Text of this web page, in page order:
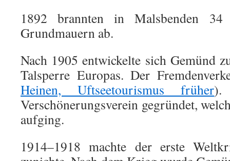
1892 brannten in Malsbenden
Grundmauern ab.
Nach 1905 entwickelte sich Gemünd
Talsperre Europas. Der
Heinen, Uftseetourismus früher).
Verschönerungsverein gegründet,
aufging.
1914–1918 machte der erste